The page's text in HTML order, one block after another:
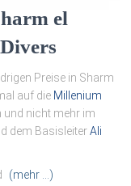
el
Preise in Sharm
auf die Millenium
und nicht mehr im
dem BasisleiterAli
(mehr …)